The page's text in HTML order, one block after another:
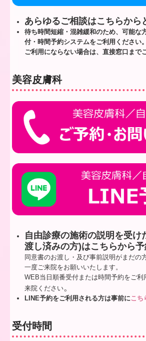
あらゆるご相談はこちらから
待ち時間短縮・混雑緩和のため、可能な
付・時間予約システムをご利用ください。
ご利用にならない場合は、直接窓口まで
美容皮膚科
自由診療の施術の説明を受け
渡し済みの方)はこちらから予
同意書のお渡し・及び事前説明がまだの
一度ご来院をお願いいたします。
WEB当日順番受付または時間予約をご
来院ください。
LINE予約をご利用される方は事前にこち
受付時間